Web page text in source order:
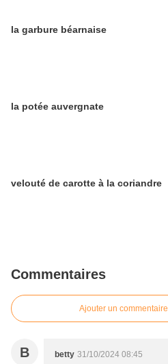
la garbure béarnaise
la potée auvergnate
velouté de carotte à la coriandre
Commentaires
Ajouter un commentaire
B betty 31/10/2024 08:45